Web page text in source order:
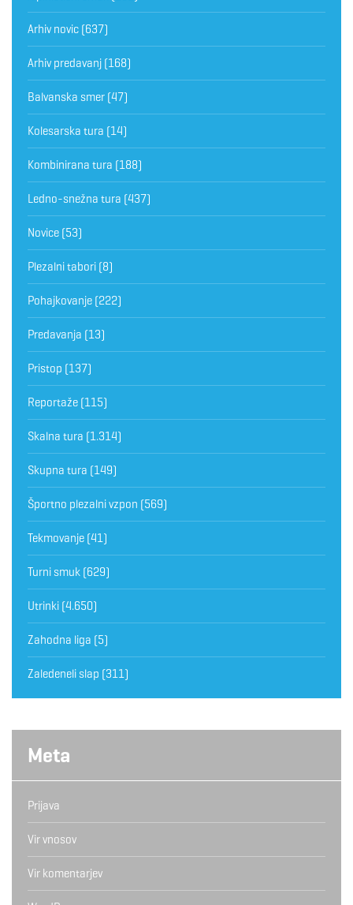
Arhiv novic (637)
Arhiv predavanj (168)
Balvanska smer (47)
Kolesarska tura (14)
Kombinirana tura (188)
Ledno-snežna tura (437)
Novice (53)
Plezalni tabori (8)
Pohajkovanje (222)
Predavanja (13)
Pristop (137)
Reportaže (115)
Skalna tura (1.314)
Skupna tura (149)
Športno plezalni vzpon (569)
Tekmovanje (41)
Turni smuk (629)
Utrinki (4.650)
Zahodna liga (5)
Zaledeneli slap (311)
Meta
Prijava
Vir vnosov
Vir komentarjev